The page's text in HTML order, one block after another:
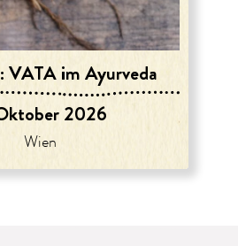
VATA im Ayurveda
2026
Wien